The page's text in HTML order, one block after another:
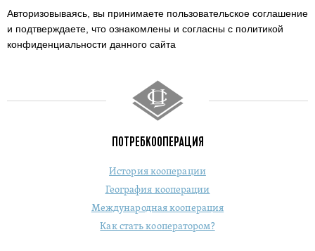
Авторизовываясь, вы принимаете пользовательское соглашение
и подтверждаете, что ознакомлены и согласны с политикой
конфиденциальности данного сайта
ПОТРЕБКООПЕРАЦИЯ
История кооперации
География кооперации
Международная кооперация
Как стать кооператором?